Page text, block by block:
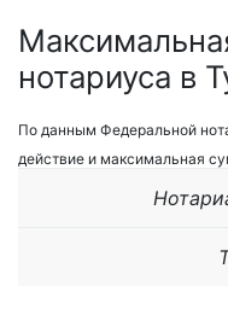
нотариуса в
По данным Федеральной
действие и максимальная